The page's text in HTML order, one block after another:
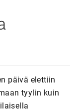
päivä elettiin
tyylin kuin